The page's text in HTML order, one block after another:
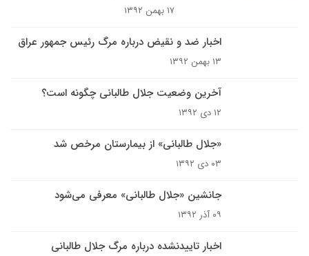
۱۷ بهمن ۱۳۹۲
اخبار ضد و نقیض درباره مرگ رئیس جمهور عراق
۱۳ بهمن ۱۳۹۲
آخرین وضعیت جلال طالبانی چگونه است؟
۱۲ دی ۱۳۹۲
«جلال طالبانی» از بیمارستان مرخص شد
۰۳ دی ۱۳۹۲
جانشین «جلال طالبانی» معرفی می‌شود
۰۹ آذر ۱۳۹۲
اخبار تاییدنشده درباره مرگ جلال طالبانی